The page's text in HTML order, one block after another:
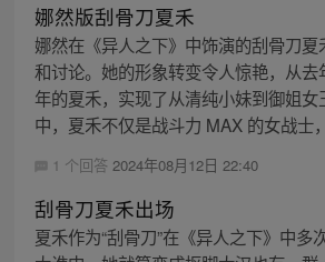
娜然版刮骨刀夏禾
娜然在《异人之下》中饰演的刮骨刀
和讨论。她的形象转变令人惊艳，从
年的夏禾，实现了从清纯小妹到御姐女
中，夏禾不仅是战斗力 MAX 的女战士
1 个回答 2024年08月12日 22:40
刮骨刀夏禾出场
夏禾作为“刮骨刀”在《异人之下》中多